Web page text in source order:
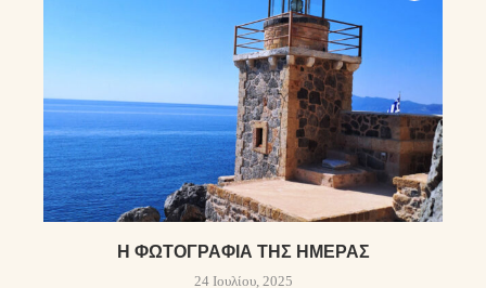
Η ΦΩΤΟΓΡΑΦΊΑ ΤΗΣ ΗΜΈΡΑΣ
24 Ιουλίου, 2025